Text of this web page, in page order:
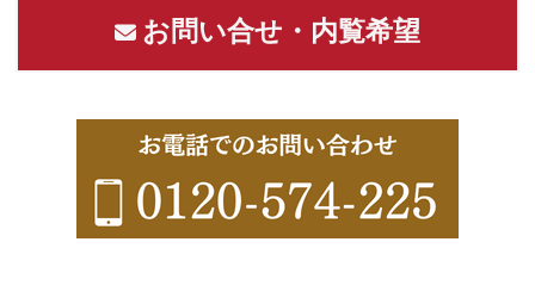
お問い合せ・内覧希望